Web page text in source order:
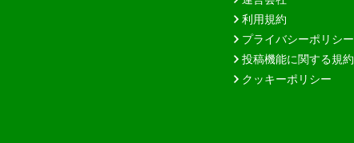
利用規約
プライバシーポリシー
投稿機能に関する規約
クッキーポリシー